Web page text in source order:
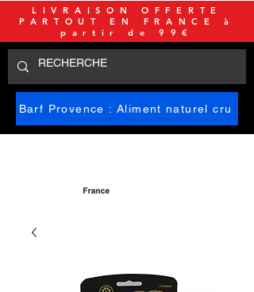
Barf Provence : Aliment naturel cru
LIVRAISON OFFERTE
PARTOUT EN FRANCE à
partir de 99€